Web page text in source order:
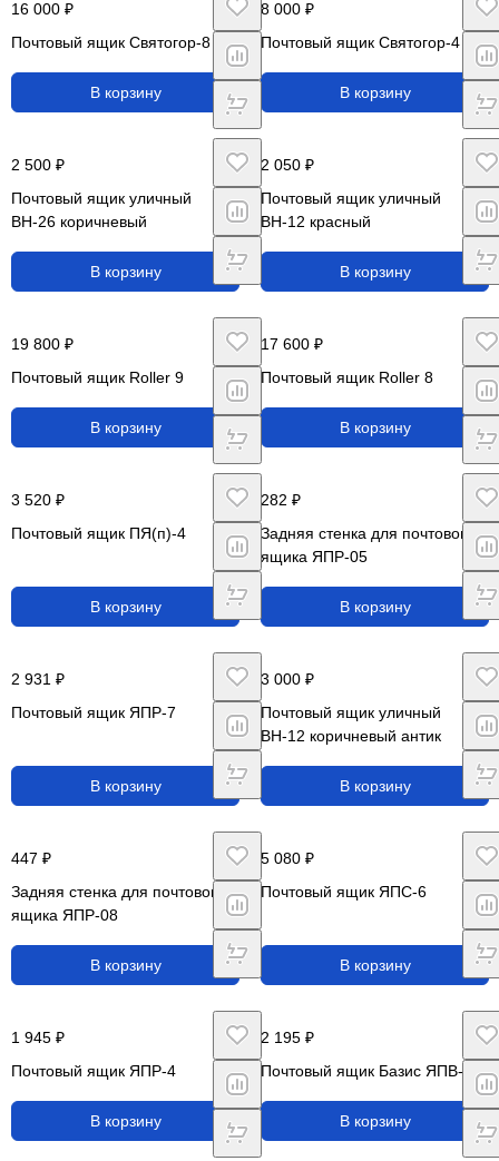
16 000 ₽
Почтовый ящик Святогор-8
В корзину
8 000 ₽
Почтовый ящик Святогор-4
В корзину
2 500 ₽
Почтовый ящик уличный
ВН-26 коричневый
В корзину
2 050 ₽
Почтовый ящик уличный
ВН-12 красный
В корзину
19 800 ₽
Почтовый ящик Roller 9
В корзину
17 600 ₽
Почтовый ящик Roller 8
В корзину
3 520 ₽
Почтовый ящик ПЯ(п)-4
В корзину
282 ₽
Задняя стенка для почтового
ящика ЯПР-05
В корзину
2 931 ₽
Почтовый ящик ЯПР-7
В корзину
3 000 ₽
Почтовый ящик уличный
ВН-12 коричневый антик
В корзину
447 ₽
Задняя стенка для почтового
ящика ЯПР-08
В корзину
5 080 ₽
Почтовый ящик ЯПС-6
В корзину
1 945 ₽
Почтовый ящик ЯПР-4
В корзину
2 195 ₽
Почтовый ящик Базис ЯПВ-6
В корзину